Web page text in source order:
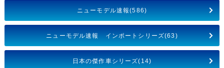
ニューモデル速報(586)
ニューモデル速報 インポートシリーズ(63)
日本の傑作車シリーズ(14)